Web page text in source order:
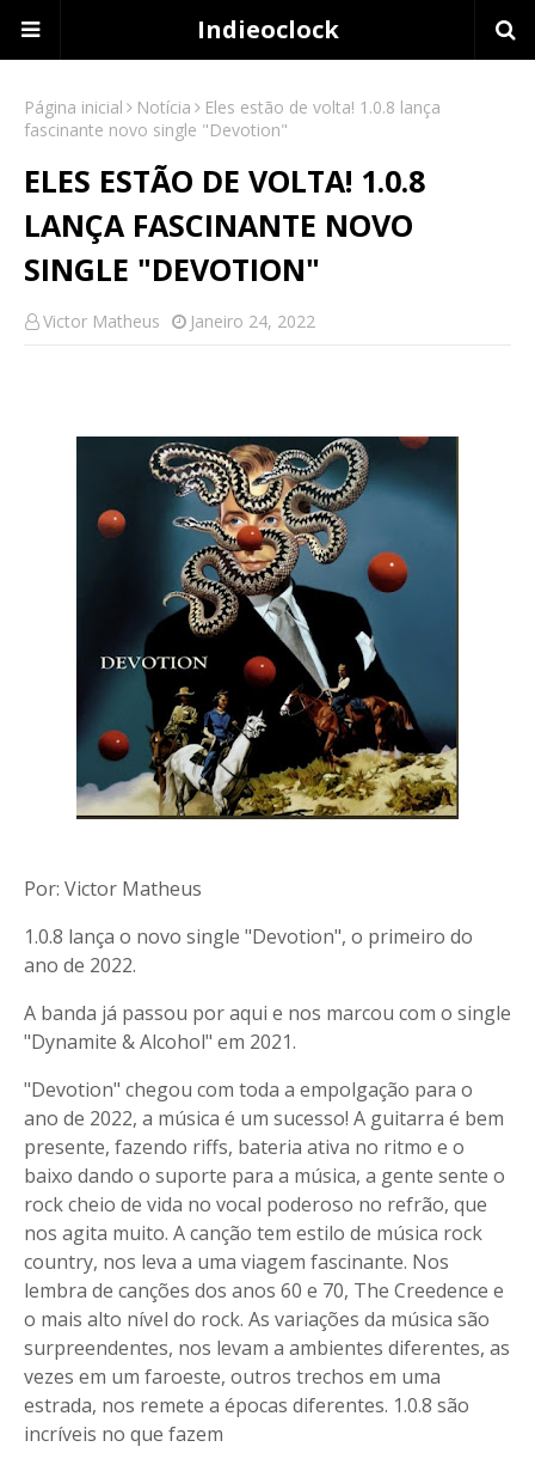
Indieoclock
Página inicial Notícia
Eles estão de volta! 1.0.8 lança
fascinante novo single "Devotion"
ELES ESTÃO DE VOLTA! 1.0.8
LANÇA FASCINANTE NOVO
SINGLE "DEVOTION"
Victor Matheus Janeiro 24, 2022
Por: Victor Matheus
1.0.8 lança o novo single "Devotion", o primeiro do
ano de 2022.
A banda já passou por aqui e nos marcou com o single
"Dynamite & Alcohol" em 2021.
"Devotion" chegou com toda a empolgação para o
ano de 2022, a música é um sucesso! A guitarra é bem
presente, fazendo riffs, bateria ativa no ritmo e o
baixo dando o suporte para a música, a gente sente o
rock cheio de vida no vocal poderoso no refrão, que
nos agita muito. A canção tem estilo de música rock
country, nos leva a uma viagem fascinante. Nos
lembra de canções dos anos 60 e 70, The Creedence e
o mais alto nível do rock. As variações da música são
surpreendentes, nos levam a ambientes diferentes, as
vezes em um faroeste, outros trechos em uma
estrada, nos remete a épocas diferentes. 1.0.8 são
incríveis no que fazem